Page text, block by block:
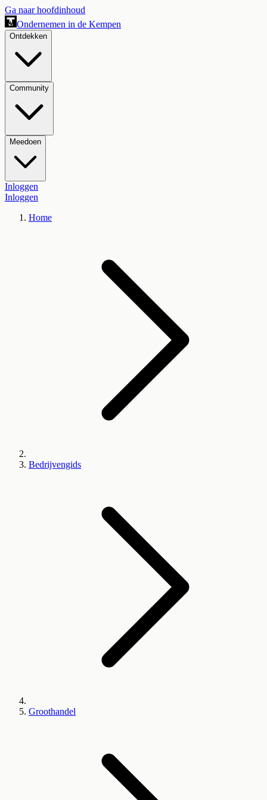
Ga naar hoofdinhoud
Ondernemen in de Kempen
Ontdekken
Community
Meedoen
Inloggen
Inloggen
Home
Bedrijvengids
Groothandel